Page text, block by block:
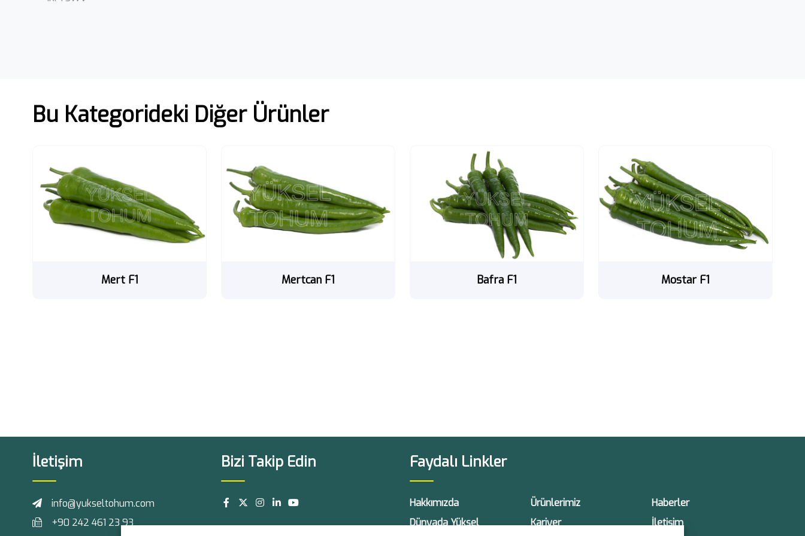
Bu Kategorideki Diğer Ürünler
Mert F1 Mertcan F1 Bafra F1 Mostar F1
İletişim
info@yukseltohum.com
+90 242 461 23 93
Bizi Takip Edin Faydalı Linkler
Hakkımızda Ürünlerimiz
Haberler
Dünyada Yüksel
Kariyer İletişim